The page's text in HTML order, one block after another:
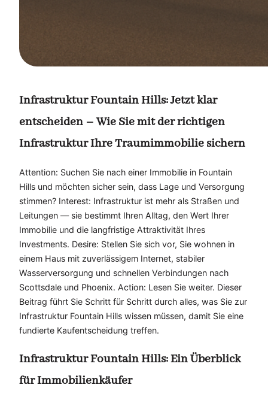
Infrastruktur Fountain Hills: Jetzt klar
entscheiden – Wie Sie mit der richtigen
Infrastruktur Ihre Traumimmobilie sichern
Attention: Suchen Sie nach einer Immobilie in Fountain
Hills und möchten sicher sein, dass Lage und Versorgung
stimmen? Interest: Infrastruktur ist mehr als Straßen und
Leitungen — sie bestimmt Ihren Alltag, den Wert Ihrer
Immobilie und die langfristige Attraktivität Ihres
Investments. Desire: Stellen Sie sich vor, Sie wohnen in
einem Haus mit zuverlässigem Internet, stabiler
Wasserversorgung und schnellen Verbindungen nach
Scottsdale und Phoenix. Action: Lesen Sie weiter. Dieser
Beitrag führt Sie Schritt für Schritt durch alles, was Sie zur
Infrastruktur Fountain Hills wissen müssen, damit Sie eine
fundierte Kaufentscheidung treffen.
Infrastruktur Fountain Hills: Ein Überblick
für Immobilienkäufer